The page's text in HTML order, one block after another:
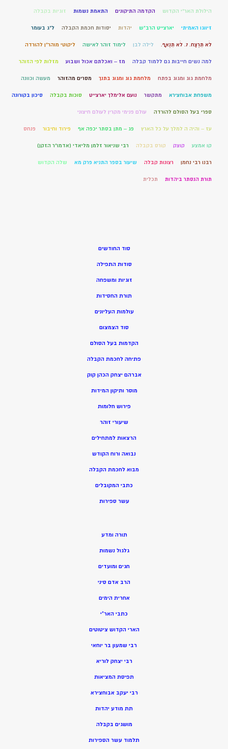
הילולת האר"י הקדוש הקדמה התיקונים התאמת נשמות זוגיות בקבלה
זיווגו האמיתי יארצייט הרב"ש יהדות יסודות חכמת הקבלה ל"ג בעומר
לֹא תִרְצַח. 7. לֹא תִנְאָף. לילה לבן לימוד זוהר לאישה ליקוטי מוהר"ן להורדה
למה נשים חייבות גם ללמוד קבלה מז – ואכלתם אכול ושבוע מזלות לפי הזוהר
מלחמת גוג ומגוג בפתח מלחמת גוג ומגוג בתנך מסרים מהזוהר מעשה וכוונה
משפחת אבוחצירא מתקשר נועם אלימלך יארצייט סוכות בקבלה סיכון בקורונה
ספרי בעל הסולם להורדה עולם פנימי מקרין לעולם חיצוני
עז – והיה ה למלך על כל הארץ פג – מתן בסתר יכפה אף פירוד וחיבור פנחס
קו אמצע קוצק קורס בקבלה רבי שניאור זלמן מליאדי (אדמו"ר הזקן)
רבנו רבי נחמן רצונות קבלה שיעור בספר התניא פרק מא שלה הקדוש
תורת הנסתר ביהדות תכלית
סוד החודשים
סודות התפילה
זוגיות ומשפחה
תורת החסידות
עולמות העליונים
סוד הצמצום
הקדמות בעל הסולם
פתיחה לחכמת הקבלה
אברהם יצחק הכהן קוק
מוסר ותיקון המידות
פירוש חלומות
שיעורי זוהר
הרצאות למתחילים
נבואה ורוח הקודש
מבוא לחכמת הקבלה
כתבי המקובלים
עשר ספירות
תורה ומדע
גלגול נשמות
חגים ומועדים
הרב אדם סיני
אחרית הימים
כתבי האר”י
הארי הקדוש ציטוטים
רבי שמעון בר יוחאי
רבי יצחק לוריא
תפיסת המציאות
רבי יעקב אבוחצירא
תת מודע יהדות
מושגים בקבלה
תלמוד עשר הספירות